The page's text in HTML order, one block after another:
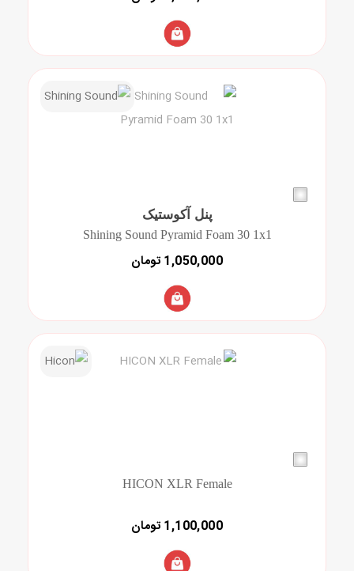
پنل آکوستیک
Shining Sound Pyramid Foam 30 1x1
1,050,000 تومان
HICON XLR Female
1,100,000 تومان